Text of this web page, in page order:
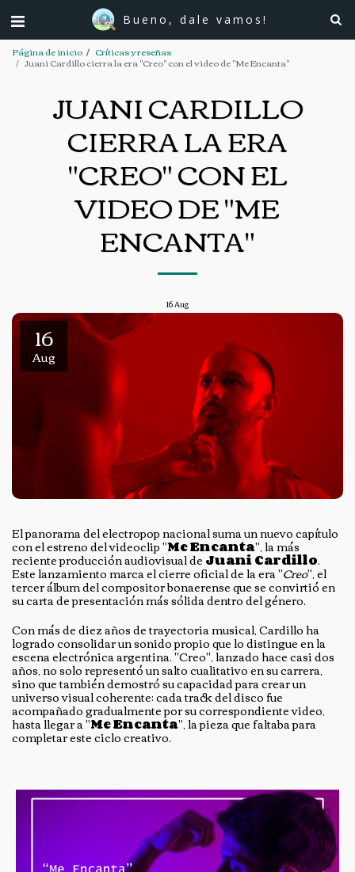
Bueno, dale vamos!
Página de inicio Críticas y reseñas
Juani Cardillo cierra la era "Creo" con el video de "Me Encanta"
JUANI CARDILLO
CIERRA LA ERA
"CREO" CON EL
VIDEO DE "ME
ENCANTA"
16Aug
16
Aug
El panorama del electropop nacional suma un nuevo capítulo
con el estreno del videoclip "Me Encanta", la más
reciente producción audiovisual deJuani Cardillo.
Este lanzamiento marca el cierre oficial de la era "Creo", el
tercer álbum del compositor bonaerense que se convirtió en
su carta de presentación más sólida dentro del género.
Con más de diez años de trayectoria musical, Cardillo ha
logrado consolidar un sonido propio que lo distingue en la
escena electrónica argentina. "Creo", lanzado hace casi dos
años, no solo representó un salto cualitativo en su carrera,
sino que también demostró su capacidad para crear un
universo visual coherente: cada track del disco fue
acompañado gradualmente por su correspondiente video,
hasta llegar a "Me Encanta", la pieza que faltaba para
completar este ciclo creativo.